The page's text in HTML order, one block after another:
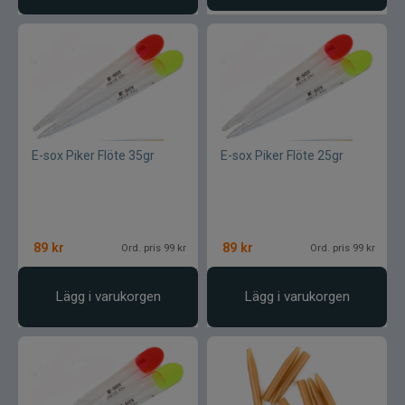
E-sox Piker Flöte 35gr
89 kr Ord. pris 99 kr
Lägg i varukorgen
E-sox Piker Flöte 25gr
89 kr Ord. pris 99 kr
Lägg i varukorgen